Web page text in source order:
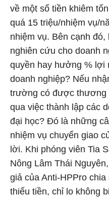
về một số tiền khiêm
quá 15 triệu/nhiệm vụ/
nhiệm vụ. Bên cạnh
nghiên cứu cho doanh
quyền hay hưởng % lợi
doanh nghiệp? Nếu
trường có được thương
qua việc thành lập các
đại học? Đó là những
nhiệm vụ chuyển giao
lời. Khi phóng viên Tia
Nông Lâm Thái
giả của Anti-HPPro
thiếu tiền, chỉ lo không